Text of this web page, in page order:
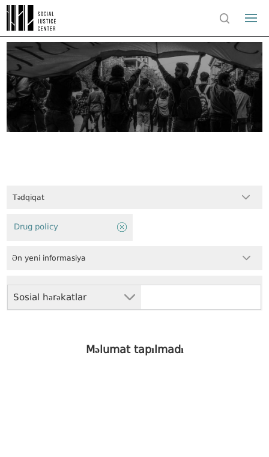
Tədqiqat
Sosial hərəkatlar
Drug policy
Ən yeni informasiya
Məlumat tapılmadı